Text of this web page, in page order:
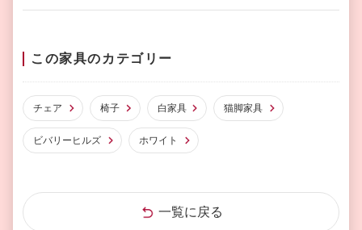
この家具のカテゴリー
チェア 椅子 白家具 猫脚家具
ビバリーヒルズ ホワイト
一覧に戻る